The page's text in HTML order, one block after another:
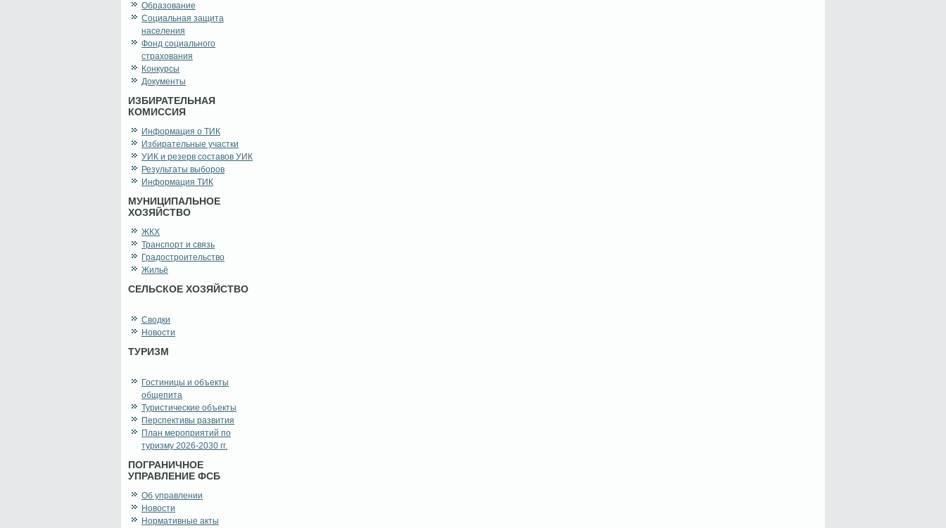
Образование
Социальная защита
населения
Фонд социального
страхования
Конкурсы
Документы
ИЗБИРАТЕЛЬНАЯ
КОМИССИЯ
Информация о ТИК
Избирательные участки
УИК и резерв составов УИК
Результаты выборов
Информация ТИК
МУНИЦИПАЛЬНОЕ
ХОЗЯЙСТВО
ЖКХ
Транспорт и связь
Градостроительство
Жильё
СЕЛЬСКОЕ ХОЗЯЙСТВО
Сводки
Новости
ТУРИЗМ
Гостиницы и объекты
общепита
Туристические объекты
Перспективы развития
План мероприятий по
туризму 2026-2030 гг.
ПОГРАНИЧНОЕ
УПРАВЛЕНИЕ ФСБ
Об управлении
Новости
Нормативные акты